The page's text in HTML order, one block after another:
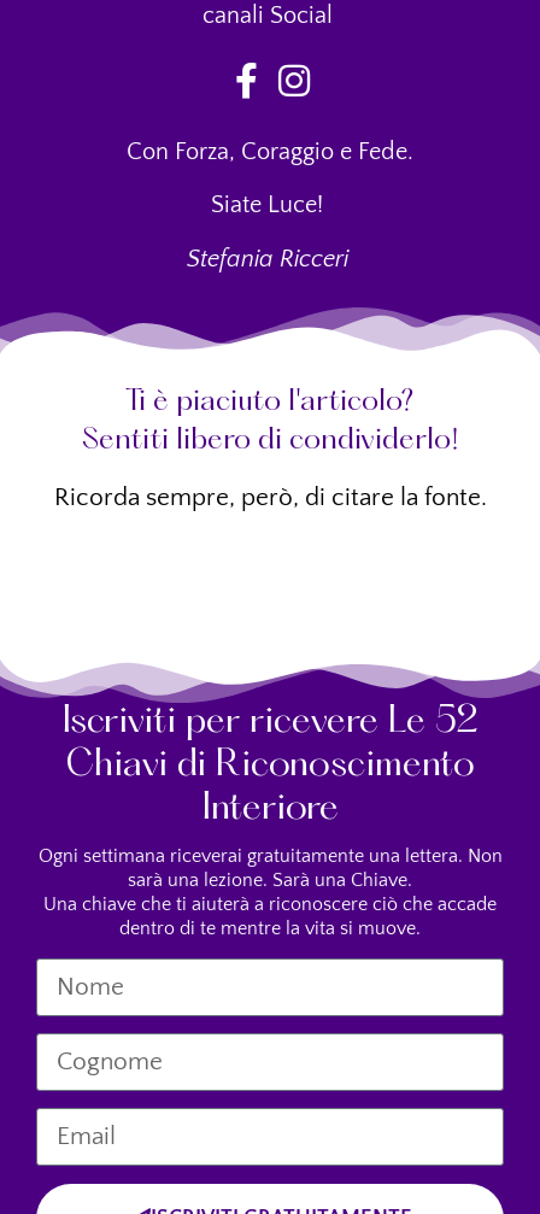
canali Social
Con Forza, Coraggio e Fede.
Siate Luce!
Stefania Ricceri
Ti è piaciuto l'articolo?
Sentiti libero di condividerlo!
Ricorda sempre, però, di citare la fonte.
Iscriviti per ricevere Le 52
Chiavi di Riconoscimento
Interiore
Ogni settimana riceverai gratuitamente una lettera. Non
sarà una lezione. Sarà una Chiave.
Una chiave che ti aiuterà a riconoscere ciò che accade
dentro di te mentre la vita si muove.